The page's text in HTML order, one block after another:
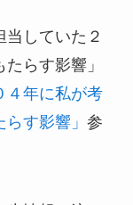
していた２
らす影響」
４年に私が考
す影響」 参